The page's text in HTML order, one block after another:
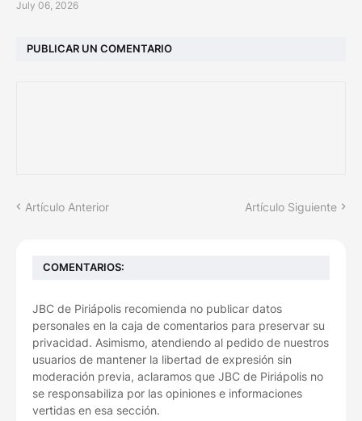
July 06, 2026
PUBLICAR UN COMENTARIO
Artículo Anterior Artículo Siguiente
COMENTARIOS:
JBC de Piriápolis recomienda no publicar datos
personales en la caja de comentarios para preservar su
privacidad. Asimismo, atendiendo al pedido de nuestros
usuarios de mantener la libertad de expresión sin
moderación previa, aclaramos que JBC de Piriápolis no
se responsabiliza por las opiniones e informaciones
vertidas en esa sección.